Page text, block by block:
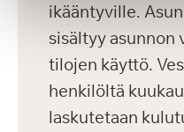
ikääntyville.
sisältyy asunnon
tilojen käyttö.
henkilöltä
laskutetaan